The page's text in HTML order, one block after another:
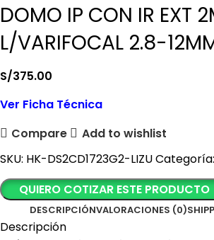
DOMO IP CON IR EXT
L/VARIFOCAL 2.8-
S/375.00
Ver Ficha Técnica
Compare
Add to wishlist
SKU: HK-DS2CD1723G2-LIZUCategoría:
QUIERO COTIZAR ESTE PRODUCTO
DESCRIPCIÓNVALORACIONES (0)
Descripción